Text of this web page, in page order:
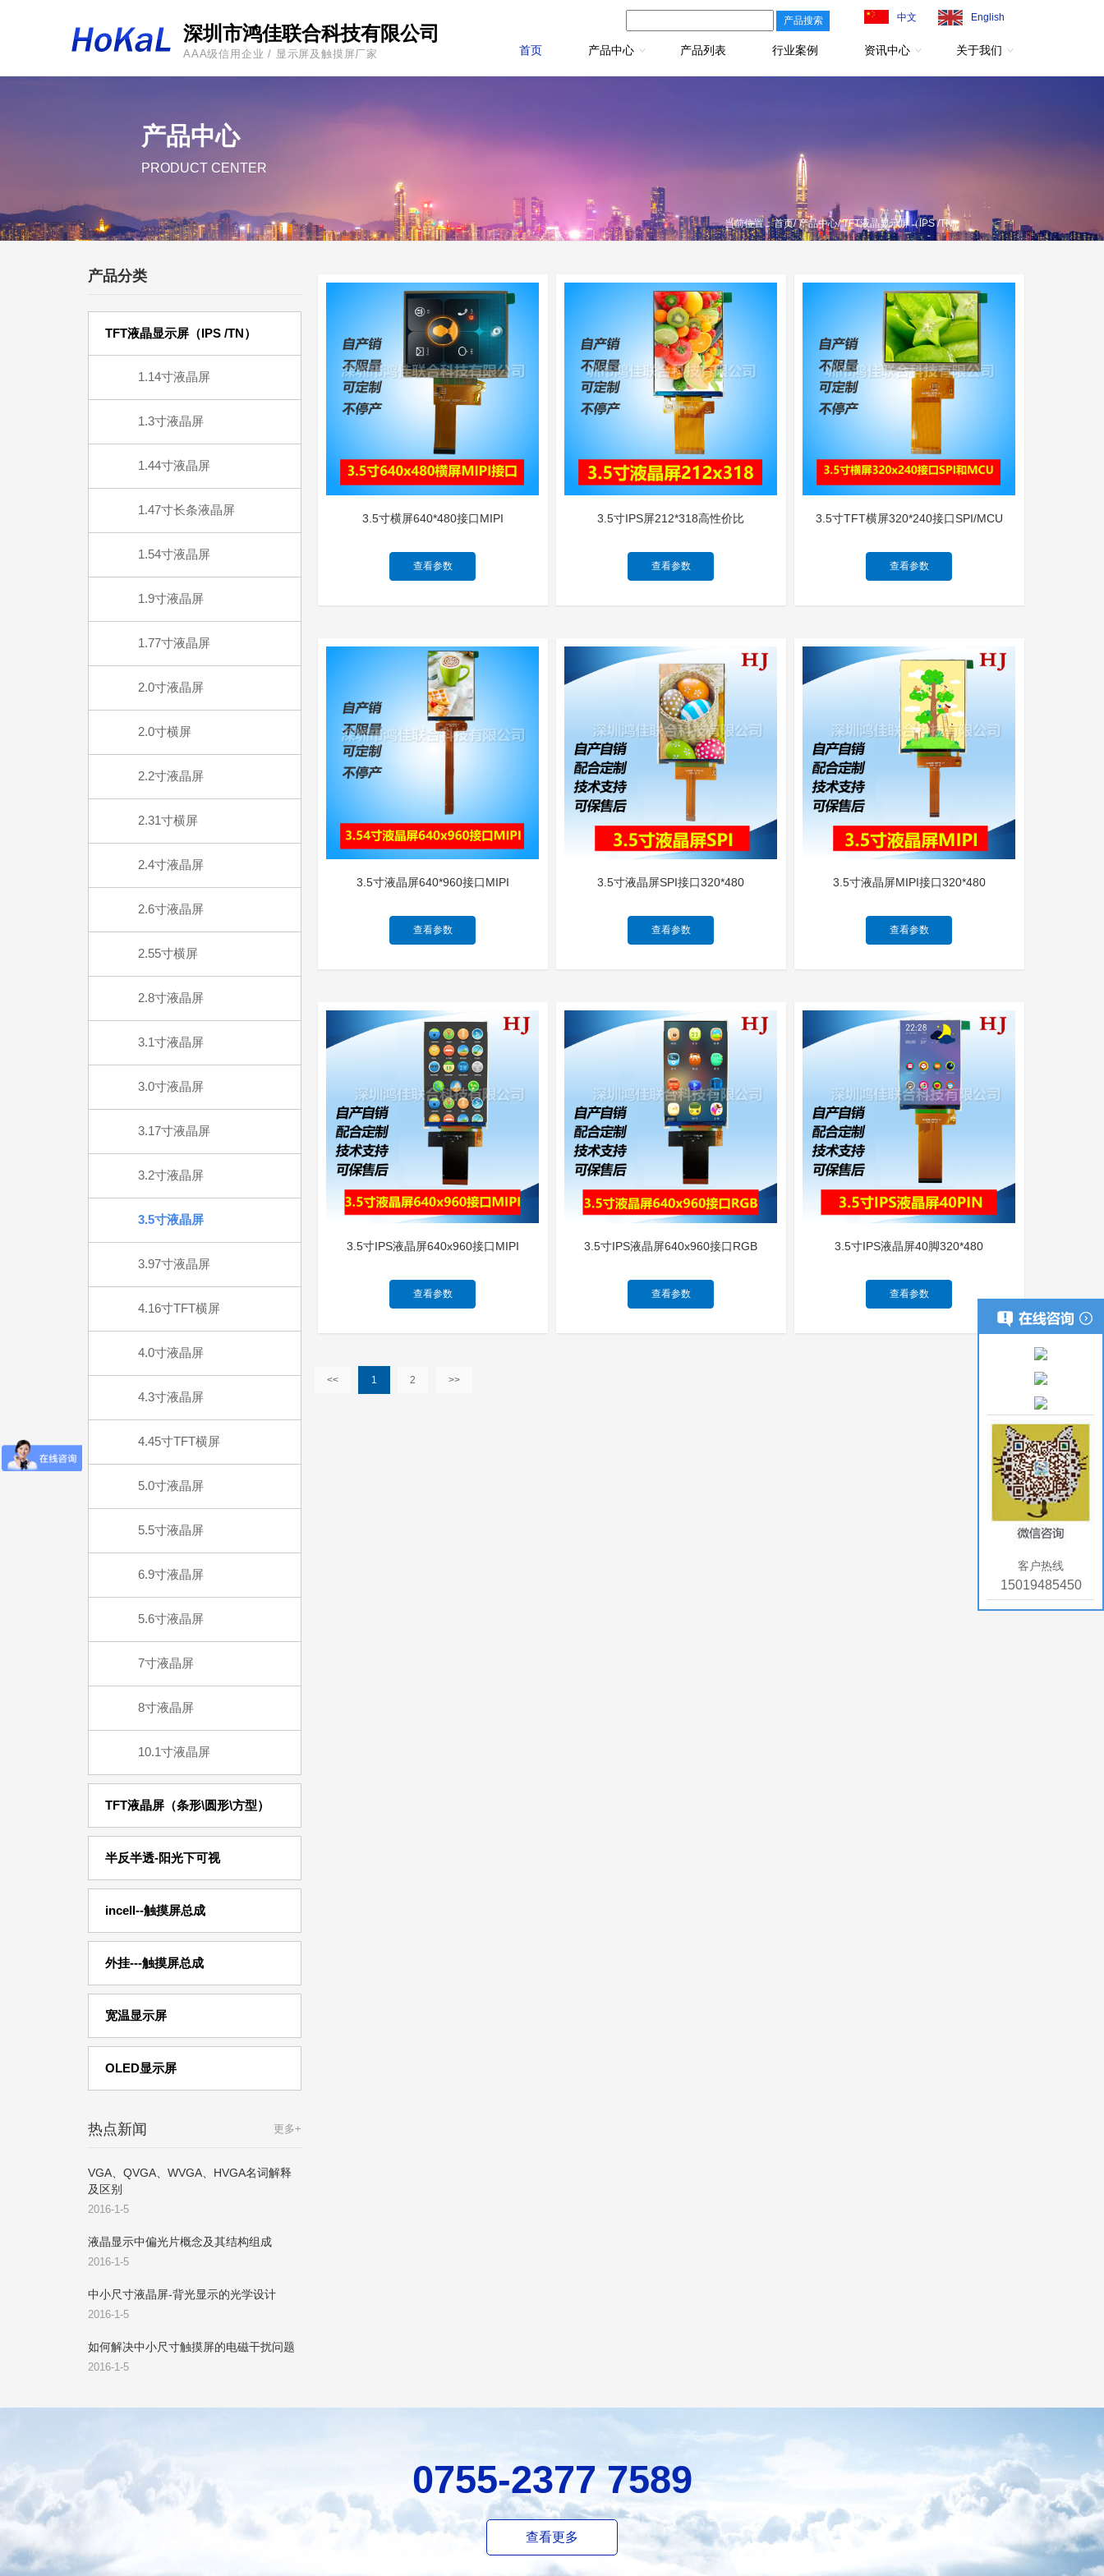
深圳市鸿佳联合科技有限公司
AAA级信用企业 / 显示屏及触摸屏厂家
English
中文
首页 产品中心 产品列表 行业案例 资讯中心 关于我们
产品中心
PRODUCT CENTER
当前位置：首页/产品中心/ TFT液晶显示屏（IPS /TN）
产品分类
TFT液晶显示屏（IPS /TN）
1.14寸液晶屏
1.3寸液晶屏
1.44寸液晶屏
1.47寸长条液晶屏
1.54寸液晶屏
1.9寸液晶屏
1.77寸液晶屏
2.0寸液晶屏
2.0寸横屏
2.2寸液晶屏
2.31寸横屏
2.4寸液晶屏
2.6寸液晶屏
2.55寸横屏
2.8寸液晶屏
3.1寸液晶屏
3.0寸液晶屏
3.17寸液晶屏
3.2寸液晶屏
3.5寸液晶屏
3.97寸液晶屏
4.16寸TFT横屏
4.0寸液晶屏
4.3寸液晶屏
4.45寸TFT横屏
5.0寸液晶屏
5.5寸液晶屏
6.9寸液晶屏
5.6寸液晶屏
7寸液晶屏
8寸液晶屏
10.1寸液晶屏
TFT液晶屏（条形\圆形\方型）
半反半透-阳光下可视
incell--触摸屏总成
外挂---触摸屏总成
宽温显示屏
OLED显示屏
热点新闻 更多+
VGA、QVGA、WVGA、HVGA名词解释
及区别
2016-1-5
液晶显示中偏光片概念及其结构组成
2016-1-5
中小尺寸液晶屏-背光显示的光学设计
2016-1-5
如何解决中小尺寸触摸屏的电磁干扰问题
2016-1-5
3.5寸横屏640*480接口MIPI
查看参数
3.5寸IPS屏212*318高性价比
查看参数
3.5寸TFT横屏320*240接口SPI/MCU
查看参数
3.5寸液晶屏640*960接口MIPI
查看参数
3.5寸液晶屏SPI接口320*480
查看参数
3.5寸液晶屏MIPI接口320*480
查看参数
3.5寸IPS液晶屏640x960接口MIPI
查看参数
3.5寸IPS液晶屏640x960接口RGB
查看参数
3.5寸IPS液晶屏40脚320*480
查看参数
<< 1 2 >>
0755-2377 7589
查看更多
客户热线
15019485450